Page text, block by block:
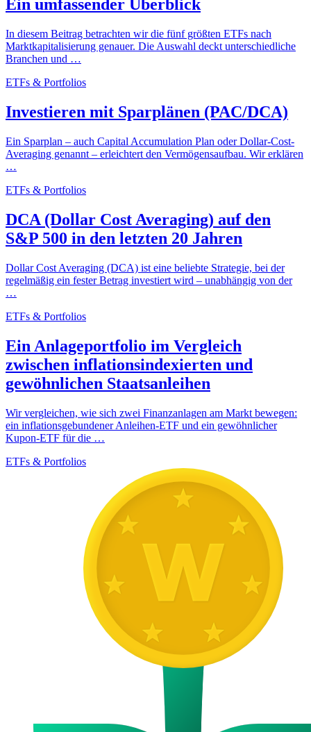
Ein umfassender Überblick
In diesem Beitrag betrachten wir die fünf größten ETFs nach
Marktkapitalisierung genauer. Die Auswahl deckt unterschiedliche
Branchen und …
ETFs & Portfolios
Investieren mit Sparplänen (PAC/DCA)
Ein Sparplan – auch Capital Accumulation Plan oder Dollar-Cost-
Averaging genannt – erleichtert den Vermögensaufbau. Wir erklären
…
ETFs & Portfolios
DCA (Dollar Cost Averaging) auf den
S&P 500 in den letzten 20 Jahren
Dollar Cost Averaging (DCA) ist eine beliebte Strategie, bei der
regelmäßig ein fester Betrag investiert wird – unabhängig von der
…
ETFs & Portfolios
Ein Anlageportfolio im Vergleich
zwischen inflationsindexierten und
gewöhnlichen Staatsanleihen
Wir vergleichen, wie sich zwei Finanzanlagen am Markt bewegen:
ein inflationsgebundener Anleihen-ETF und ein gewöhnlicher
Kupon-ETF für die …
ETFs & Portfolios